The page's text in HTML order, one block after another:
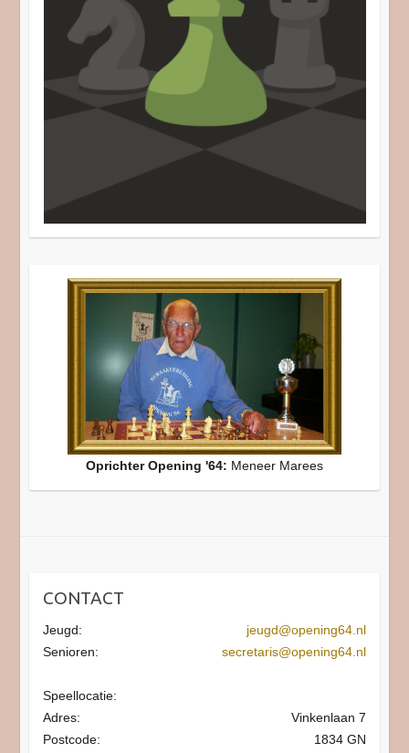
Oprichter Opening '64: Meneer Marees
CONTACT
Jeugd:
jeugd@opening64.nl
Senioren:
secretaris@opening64.nl
Speellocatie:
Adres:
Vinkenlaan 7
Postcode:
1834 GN